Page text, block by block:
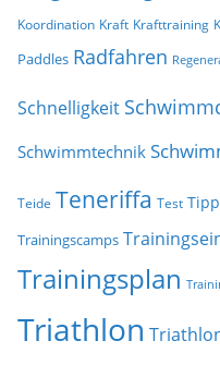
Koordination Kraft Krafttraining
Paddles Radfahren
Schnelligkeit
Schwimmtechnik
Teide Teneriffa Test
Trainingscamps
Trainingsplan
Triathlon